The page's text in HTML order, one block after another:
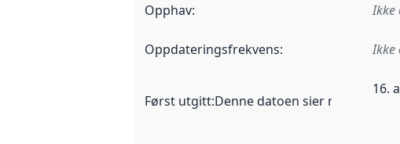
Opphav: Ikke
Oppdateringsfrekvens: Ikke
Først utgitt:Denne datoen sier når
16.